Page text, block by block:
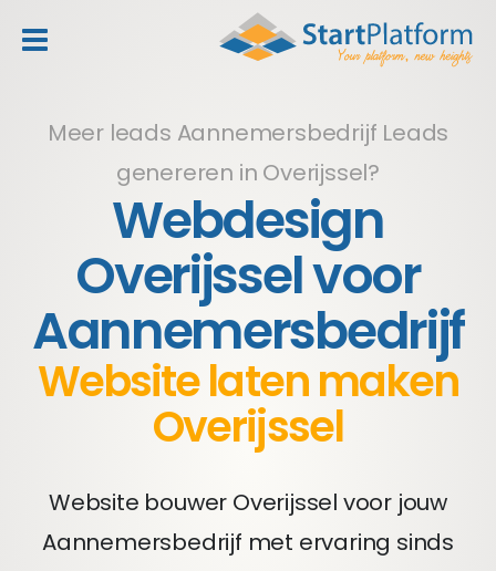
Meer leads Aannemersbedrijf Leads
genereren in Overijssel?
Webdesign
Overijssel voor
Aannemersbedrijf
Website laten maken
Overijssel
Website bouwer Overijssel voor jouw
Aannemersbedrijf met ervaring sinds
header_toggle_navigation